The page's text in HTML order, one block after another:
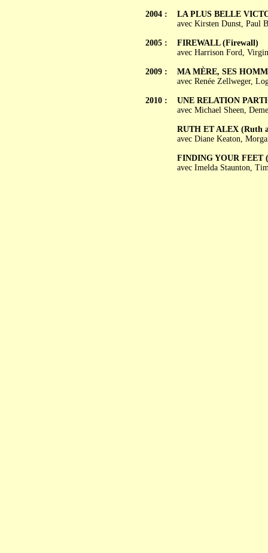
2004 :
2005 :
2009 :
2010 :
LA PLUS BELLE
avec Kirsten Dunst, Paul
FIREWALL (Firewall)
avec Harrison Ford,
MA MÈRE, SES
avec Renée Zellweger,
UNE RELATION
avec Michael Sheen,
RUTH ET ALEX (Ruth
avec Diane Keaton,
FINDING YOUR FEET
avec Imelda Staunton,